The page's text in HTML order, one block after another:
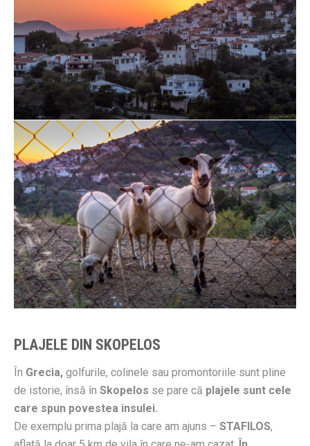
PLAJELE DIN SKOPELOS
În Grecia, golfurile, colinele sau promontoriile sunt pline
de istorie, însă în Skopelos se pare că plajele sunt cele
care spun povestea insulei.
De exemplu prima plajă la care am ajuns – STAFILOS,